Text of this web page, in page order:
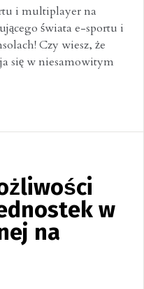
i multiplayer na
świata e-sportu i
Czy wiesz, że
się w niesamowitym
w
na